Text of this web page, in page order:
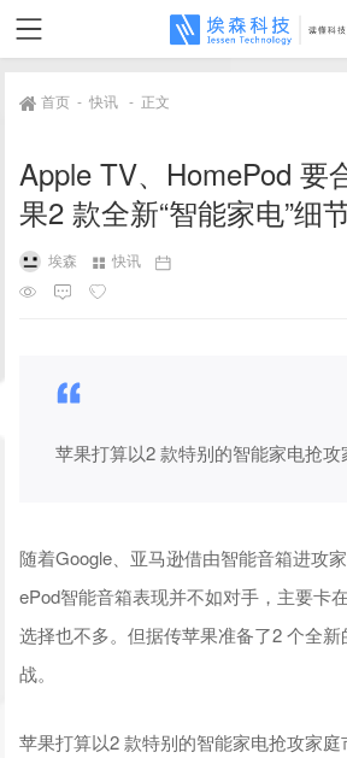
首页 -快讯 - 正文
Apple TV、HomePod 要
果2 款全新“智能家电”细
埃森 快讯
苹果打算以2 款特别的智能家电抢攻
随着Google、亚马逊借由智能音箱进攻
ePod智能音箱表现并不如对手，主要卡
选择也不多。但据传苹果准备了2 个全新
战。
苹果打算以2 款特别的智能家电抢攻家